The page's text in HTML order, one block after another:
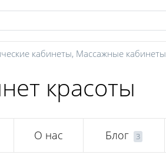
кабинеты, Массажные кабинеты
красоты
О нас Блог 3